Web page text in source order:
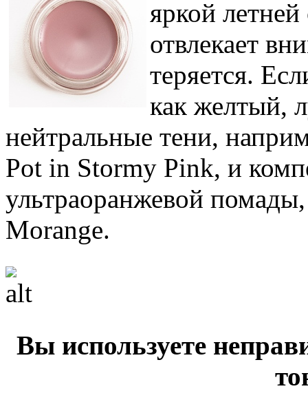
яркой
отвлекает
теряется.
как желтый,
нейтральные тени,
Pot in Stormy Pink, и
ультраоранжевой
Morange.
Вы используете